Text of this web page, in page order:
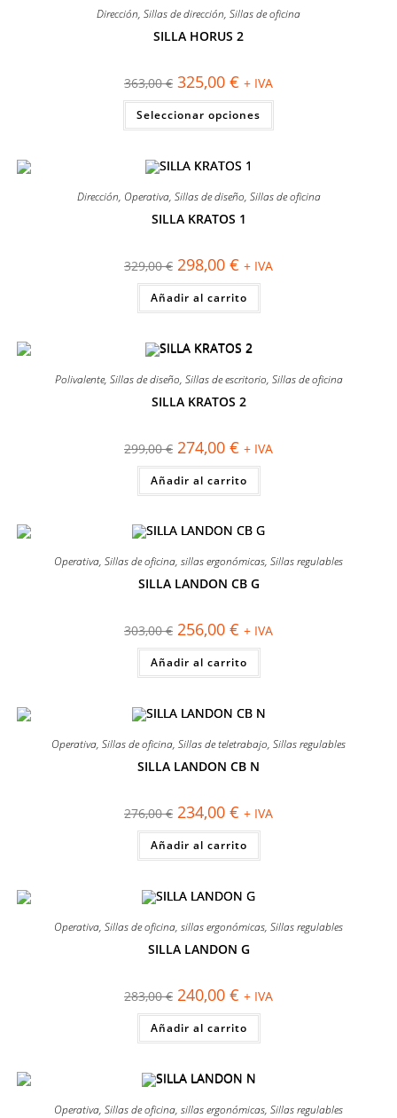
se
pueden
producto
Dirección, Sillas de dirección, Sillas de oficina
SILLA HORUS 2
363,00€ El
precio
original
era:
363,00 €.
325,00 € El
precio
actual
es:
325,00 €.
+ IVA
Seleccionar opciones
Este
tiene
se
pueden
Dirección, Operativa, Sillas de diseño, Sillas de oficina
SILLA KRATOS 1
329,00€ El
precio
original
era:
329,00 €.
298,00 € El
precio
actual
es:
298,00 €.
+ IVA
Añadir al carrito
Polivalente, Sillas de diseño, Sillas de escritorio, Sillas de oficina
SILLA KRATOS 2
299,00€ El
precio
original
era:
299,00 €.
274,00 € El
precio
actual
es:
274,00 €.
+ IVA
Añadir al carrito
Operativa, Sillas de oficina, sillas ergonómicas, Sillas regulables
SILLA LANDON CB G
303,00€ El
precio
original
era:
303,00 €.
256,00 € El
precio
actual
es:
256,00 €.
+ IVA
Añadir al carrito
Operativa, Sillas de oficina, Sillas de teletrabajo, Sillas regulables
SILLA LANDON CB N
276,00€ El
precio
original
era:
276,00 €.
234,00 € El
precio
actual
es:
234,00 €.
+ IVA
Añadir al carrito
Operativa, Sillas de oficina, sillas ergonómicas, Sillas regulables
SILLA LANDON G
283,00€ El
precio
original
era:
283,00 €.
240,00 € El
precio
actual
es:
240,00 €.
+ IVA
Añadir al carrito
Operativa, Sillas de oficina, sillas ergonómicas, Sillas regulables